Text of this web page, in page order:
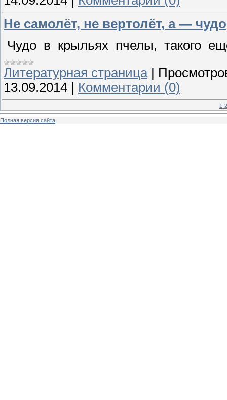
Не самолёт, не вертолёт, а — чудо
Чудо в крыльях пчелы, такого
Литературная страница|
13.09.2014 | Комментарии (0)
1-
Полная версия сайта